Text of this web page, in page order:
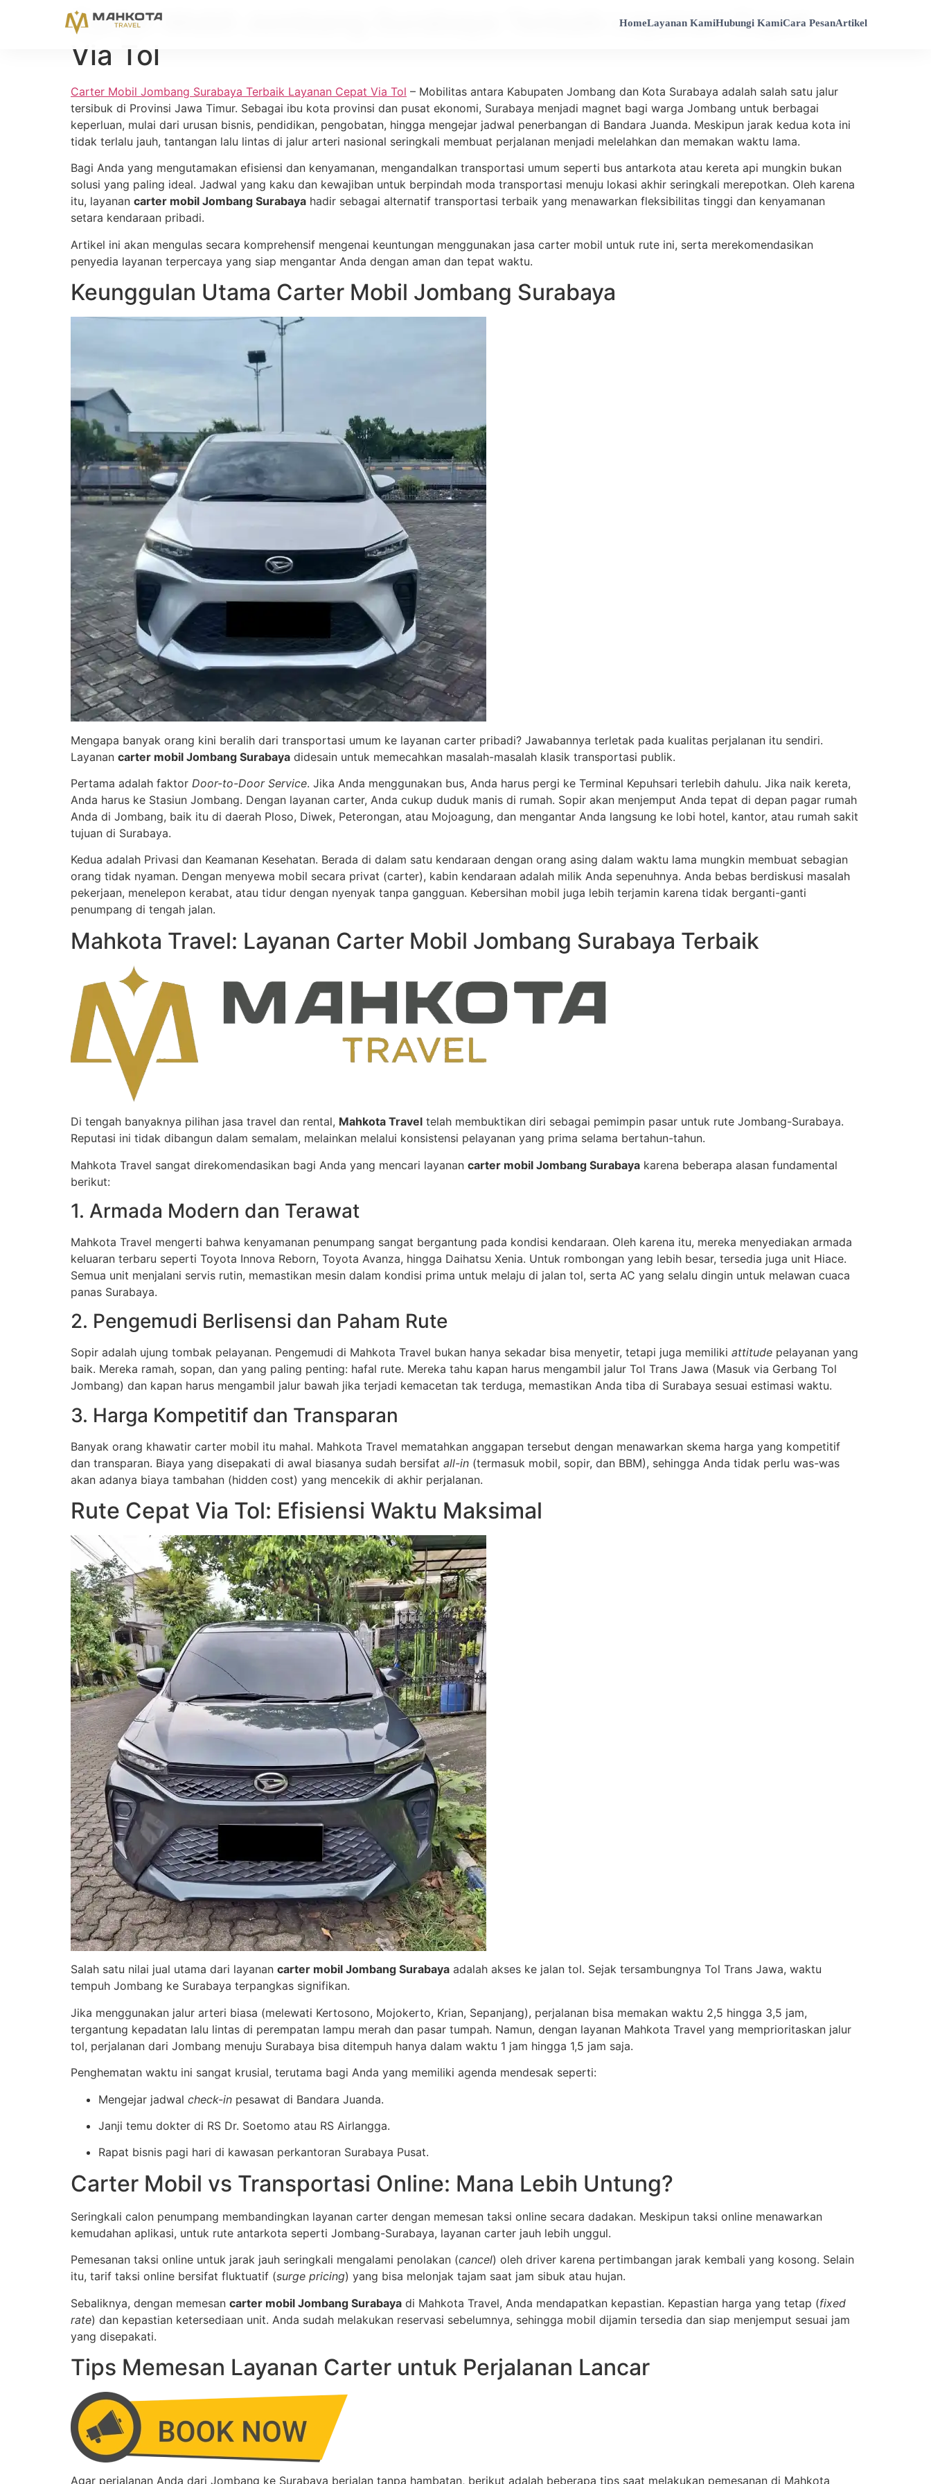
HomeLayanan KamiHubungi KamiCara PesanArtikel
Carter Mobil Jombang Surabaya Terbaik Layanan Cepat
Via Tol
Carter Mobil Jombang Surabaya Terbaik Layanan Cepat Via Tol – Mobilitas antara Kabupaten Jombang dan Kota Surabaya adalah salah satu jalur
tersibuk di Provinsi Jawa Timur. Sebagai ibu kota provinsi dan pusat ekonomi, Surabaya menjadi magnet bagi warga Jombang untuk berbagai
keperluan, mulai dari urusan bisnis, pendidikan, pengobatan, hingga mengejar jadwal penerbangan di Bandara Juanda. Meskipun jarak kedua kota ini
tidak terlalu jauh, tantangan lalu lintas di jalur arteri nasional seringkali membuat perjalanan menjadi melelahkan dan memakan waktu lama.
Bagi Anda yang mengutamakan efisiensi dan kenyamanan, mengandalkan transportasi umum seperti bus antarkota atau kereta api mungkin bukan
solusi yang paling ideal. Jadwal yang kaku dan kewajiban untuk berpindah moda transportasi menuju lokasi akhir seringkali merepotkan. Oleh karena
itu, layanan carter mobil Jombang Surabaya hadir sebagai alternatif transportasi terbaik yang menawarkan fleksibilitas tinggi dan kenyamanan
setara kendaraan pribadi.
Artikel ini akan mengulas secara komprehensif mengenai keuntungan menggunakan jasa carter mobil untuk rute ini, serta merekomendasikan
penyedia layanan terpercaya yang siap mengantar Anda dengan aman dan tepat waktu.
Keunggulan Utama Carter Mobil Jombang Surabaya
Mengapa banyak orang kini beralih dari transportasi umum ke layanan carter pribadi? Jawabannya terletak pada kualitas perjalanan itu sendiri.
Layanan carter mobil Jombang Surabaya didesain untuk memecahkan masalah-masalah klasik transportasi publik.
Pertama adalah faktor Door-to-Door Service. Jika Anda menggunakan bus, Anda harus pergi ke Terminal Kepuhsari terlebih dahulu. Jika naik kereta,
Anda harus ke Stasiun Jombang. Dengan layanan carter, Anda cukup duduk manis di rumah. Sopir akan menjemput Anda tepat di depan pagar rumah
Anda di Jombang, baik itu di daerah Ploso, Diwek, Peterongan, atau Mojoagung, dan mengantar Anda langsung ke lobi hotel, kantor, atau rumah sakit
tujuan di Surabaya.
Kedua adalah Privasi dan Keamanan Kesehatan. Berada di dalam satu kendaraan dengan orang asing dalam waktu lama mungkin membuat sebagian
orang tidak nyaman. Dengan menyewa mobil secara privat (carter), kabin kendaraan adalah milik Anda sepenuhnya. Anda bebas berdiskusi masalah
pekerjaan, menelepon kerabat, atau tidur dengan nyenyak tanpa gangguan. Kebersihan mobil juga lebih terjamin karena tidak berganti-ganti
penumpang di tengah jalan.
Mahkota Travel: Layanan Carter Mobil Jombang Surabaya Terbaik
Di tengah banyaknya pilihan jasa travel dan rental, Mahkota Travel telah membuktikan diri sebagai pemimpin pasar untuk rute Jombang-Surabaya.
Reputasi ini tidak dibangun dalam semalam, melainkan melalui konsistensi pelayanan yang prima selama bertahun-tahun.
Mahkota Travel sangat direkomendasikan bagi Anda yang mencari layanan carter mobil Jombang Surabaya karena beberapa alasan fundamental
berikut:
1. Armada Modern dan Terawat
Mahkota Travel mengerti bahwa kenyamanan penumpang sangat bergantung pada kondisi kendaraan. Oleh karena itu, mereka menyediakan armada
keluaran terbaru seperti Toyota Innova Reborn, Toyota Avanza, hingga Daihatsu Xenia. Untuk rombongan yang lebih besar, tersedia juga unit Hiace.
Semua unit menjalani servis rutin, memastikan mesin dalam kondisi prima untuk melaju di jalan tol, serta AC yang selalu dingin untuk melawan cuaca
panas Surabaya.
2. Pengemudi Berlisensi dan Paham Rute
Sopir adalah ujung tombak pelayanan. Pengemudi di Mahkota Travel bukan hanya sekadar bisa menyetir, tetapi juga memiliki attitude pelayanan yang
baik. Mereka ramah, sopan, dan yang paling penting: hafal rute. Mereka tahu kapan harus mengambil jalur Tol Trans Jawa (Masuk via Gerbang Tol
Jombang) dan kapan harus mengambil jalur bawah jika terjadi kemacetan tak terduga, memastikan Anda tiba di Surabaya sesuai estimasi waktu.
3. Harga Kompetitif dan Transparan
Banyak orang khawatir carter mobil itu mahal. Mahkota Travel mematahkan anggapan tersebut dengan menawarkan skema harga yang kompetitif
dan transparan. Biaya yang disepakati di awal biasanya sudah bersifat all-in (termasuk mobil, sopir, dan BBM), sehingga Anda tidak perlu was-was
akan adanya biaya tambahan (hidden cost) yang mencekik di akhir perjalanan.
Rute Cepat Via Tol: Efisiensi Waktu Maksimal
Salah satu nilai jual utama dari layanan carter mobil Jombang Surabaya adalah akses ke jalan tol. Sejak tersambungnya Tol Trans Jawa, waktu
tempuh Jombang ke Surabaya terpangkas signifikan.
Jika menggunakan jalur arteri biasa (melewati Kertosono, Mojokerto, Krian, Sepanjang), perjalanan bisa memakan waktu 2,5 hingga 3,5 jam,
tergantung kepadatan lalu lintas di perempatan lampu merah dan pasar tumpah. Namun, dengan layanan Mahkota Travel yang memprioritaskan jalur
tol, perjalanan dari Jombang menuju Surabaya bisa ditempuh hanya dalam waktu 1 jam hingga 1,5 jam saja.
Penghematan waktu ini sangat krusial, terutama bagi Anda yang memiliki agenda mendesak seperti:
Mengejar jadwal check-in pesawat di Bandara Juanda.
Janji temu dokter di RS Dr. Soetomo atau RS Airlangga.
Rapat bisnis pagi hari di kawasan perkantoran Surabaya Pusat.
Carter Mobil vs Transportasi Online: Mana Lebih Untung?
Seringkali calon penumpang membandingkan layanan carter dengan memesan taksi online secara dadakan. Meskipun taksi online menawarkan
kemudahan aplikasi, untuk rute antarkota seperti Jombang-Surabaya, layanan carter jauh lebih unggul.
Pemesanan taksi online untuk jarak jauh seringkali mengalami penolakan (cancel) oleh driver karena pertimbangan jarak kembali yang kosong. Selain
itu, tarif taksi online bersifat fluktuatif (surge pricing) yang bisa melonjak tajam saat jam sibuk atau hujan.
Sebaliknya, dengan memesan carter mobil Jombang Surabaya di Mahkota Travel, Anda mendapatkan kepastian. Kepastian harga yang tetap (fixed
rate) dan kepastian ketersediaan unit. Anda sudah melakukan reservasi sebelumnya, sehingga mobil dijamin tersedia dan siap menjemput sesuai jam
yang disepakati.
Tips Memesan Layanan Carter untuk Perjalanan Lancar
Agar perjalanan Anda dari Jombang ke Surabaya berjalan tanpa hambatan, berikut adalah beberapa tips saat melakukan pemesanan di Mahkota